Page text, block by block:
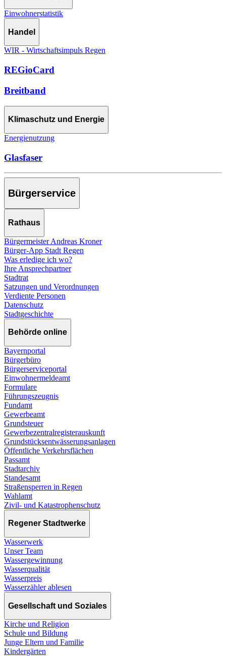
Einwohnerstatistik
Handel
WIR - Wirtschaftsimpuls Regen
REGioCard
Breitband
Klimaschutz und Energie
Energienutzung
Glasfaser
Bürgerservice
Rathaus
Bürgermeister Andreas Kroner
Bürger-App Stadt Regen
Was erledige ich wo?
Ihre Ansprechpartner
Stadtrat
Satzungen und Verordnungen
Verdiente Personen
Datenschutz
Stadtgeschichte
Behörde online
Bayernportal
Bürgerbüro
Bürgerserviceportal
Einwohnermeldeamt
Formulare
Führungszeugnis
Fundamt
Gewerbeamt
Grundsteuer
Gewerbezentralregisterauskunft
Grundstücksentwässerungsanlagen
Öffentliche Verkehrsflächen
Passamt
Stadtarchiv
Standesamt
Straßensperren in Regen
Wahlamt
Zivil- und Katastrophenschutz
Regener Stadtwerke
Wasserwerk
Unser Team
Wassergewinnung
Wasserqualität
Wasserpreis
Wasserzähler ablesen
Gesellschaft und Soziales
Kirche und Religion
Schule und Bildung
Junge Eltern und Familie
Kindergärten